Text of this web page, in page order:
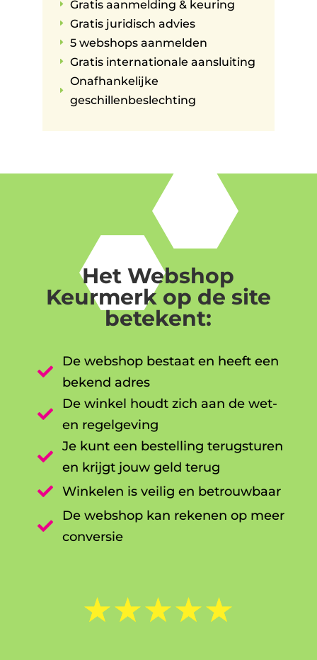
E Gratis aanmelding & keuring
E Gratis juridisch advies
E 5 webshops aanmelden
E Gratis internationale aansluiting
E
Onafhankelijke
geschillenbeslechting
Het Webshop
Keurmerk op de site
betekent:

De webshop bestaat en heeft een
bekend adres

De winkel houdt zich aan de wet-
en regelgeving

Je kunt een bestelling terugsturen
en krijgt jouw geld terug

Winkelen is veilig en betrouwbaar

De webshop kan rekenen op meer
conversie
☆☆☆☆☆